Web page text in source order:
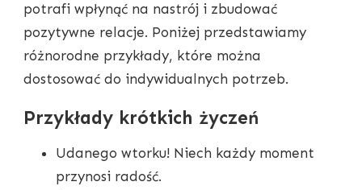
potrafi wpłynąć na nastrój i zbudować
pozytywne relacje. Poniżej przedstawiamy
różnorodne przykłady, które można
dostosować do indywidualnych potrzeb.
Przykłady krótkich życzeń
Udanego wtorku! Niech każdy moment
przynosi radość.